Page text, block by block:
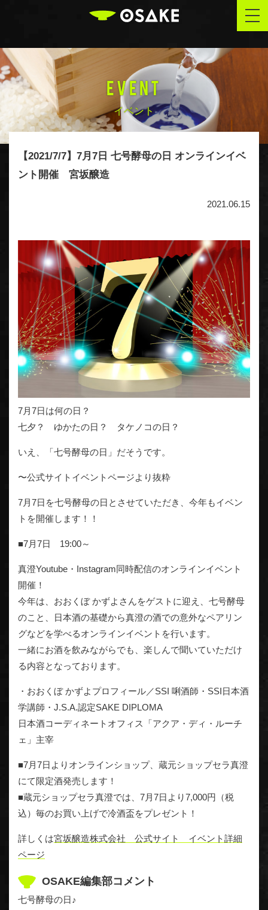
EVENT
イベント
【2021/7/7】7月7日 七号酵母の日 オンラインイベ
ント開催 宮坂醸造
2021.06.15
7月7日は何の日？
七夕？ ゆかたの日？ タケノコの日？
いえ、「七号酵母の日」だそうです。
〜公式サイトイベントページより抜粋
7月7日を七号酵母の日とさせていただき、今年もイベン
トを開催します！！
■7月7日 19:00～
真澄Youtube・Instagram同時配信のオンラインイベント
開催！
今年は、おおくぼ かずよさんをゲストに迎え、七号酵母
のこと、日本酒の基礎から真澄の酒での意外なペアリン
グなどを学べるオンラインイベントを行います。
一緒にお酒を飲みながらでも、楽しんで聞いていただけ
る内容となっております。
・おおくぼ かずよプロフィール／SSI 唎酒師・SSI日本酒
学講師・J.S.A.認定SAKE DIPLOMA
日本酒コーディネートオフィス「アクア・ディ・ルーチ
ェ」主宰
■7月7日よりオンラインショップ、蔵元ショップセラ真澄
にて限定酒発売します！
■蔵元ショップセラ真澄では、7月7日より7,000円（税
込）毎のお買い上げで冷酒盃をプレゼント！
詳しくは宮坂醸造株式会社 公式サイト イベント詳細
ページ
OSAKE編集部コメント
七号酵母の日♪